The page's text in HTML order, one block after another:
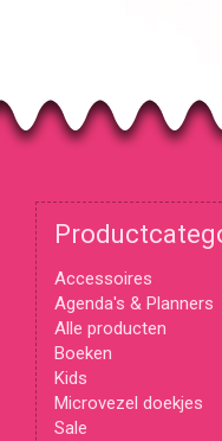
Accessoires
Agenda's & Planners
Alle producten
Boeken
Kids
Microvezel doekjes
Sale